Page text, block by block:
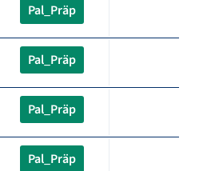
Pal_Präp
Pal_Präp
Pal_Präp
Pal_Präp